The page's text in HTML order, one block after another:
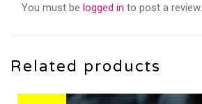
You must be logged in to post a review.
Related products